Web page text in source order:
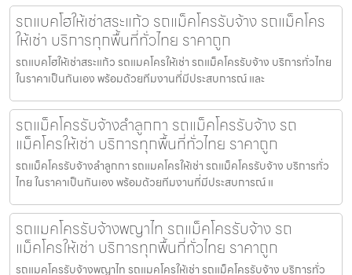
รถแบคโฮให้เช่าสระแก้ว รถแม็คโครรับจ้าง รถแม็คโคร
ให้เช่า บริการทุกพื้นที่ทั่วไทย ราคาถูก
รถแบคโฮให้เช่าสระแก้ว รถแมคโครให้เช่า รถแม็คโครรับจ้าง บริการทั่วไทย
ในราคาเป็นกันเอง พร้อมด้วยทีมงานที่มีประสบการณ์ และ
รถแม็คโครรับจ้างลำลูกกา รถแม็คโครรับจ้าง รถ
แม็คโครให้เช่า บริการทุกพื้นที่ทั่วไทย ราคาถูก
รถแม็คโครรับจ้างลำลูกกา รถแมคโครให้เช่า รถแม็คโครรับจ้าง บริการทั่ว
ไทย ในราคาเป็นกันเอง พร้อมด้วยทีมงานที่มีประสบการณ์ แ
รถแมคโครรับจ้างพญาไท รถแม็คโครรับจ้าง รถ
แม็คโครให้เช่า บริการทุกพื้นที่ทั่วไทย ราคาถูก
รถแมคโครรับจ้างพญาไท รถแมคโครให้เช่า รถแม็คโครรับจ้าง บริการทั่ว